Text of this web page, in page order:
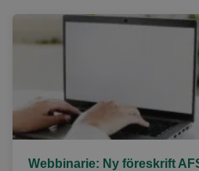
Webbinarie: Ny föreskrift